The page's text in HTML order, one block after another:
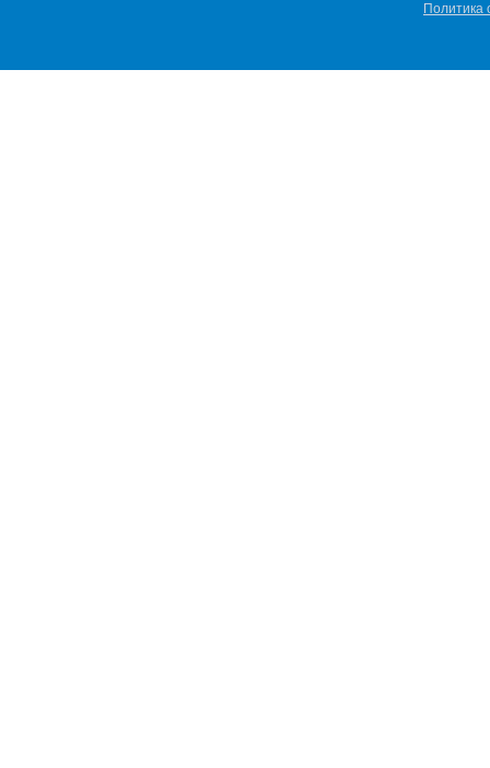
Политика